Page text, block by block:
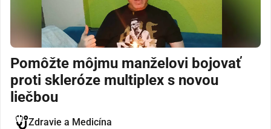
Pomôžte môjmu manželovi bojovať
proti skleróze multiplex s novou
liečbou
Zdravie a Medicína